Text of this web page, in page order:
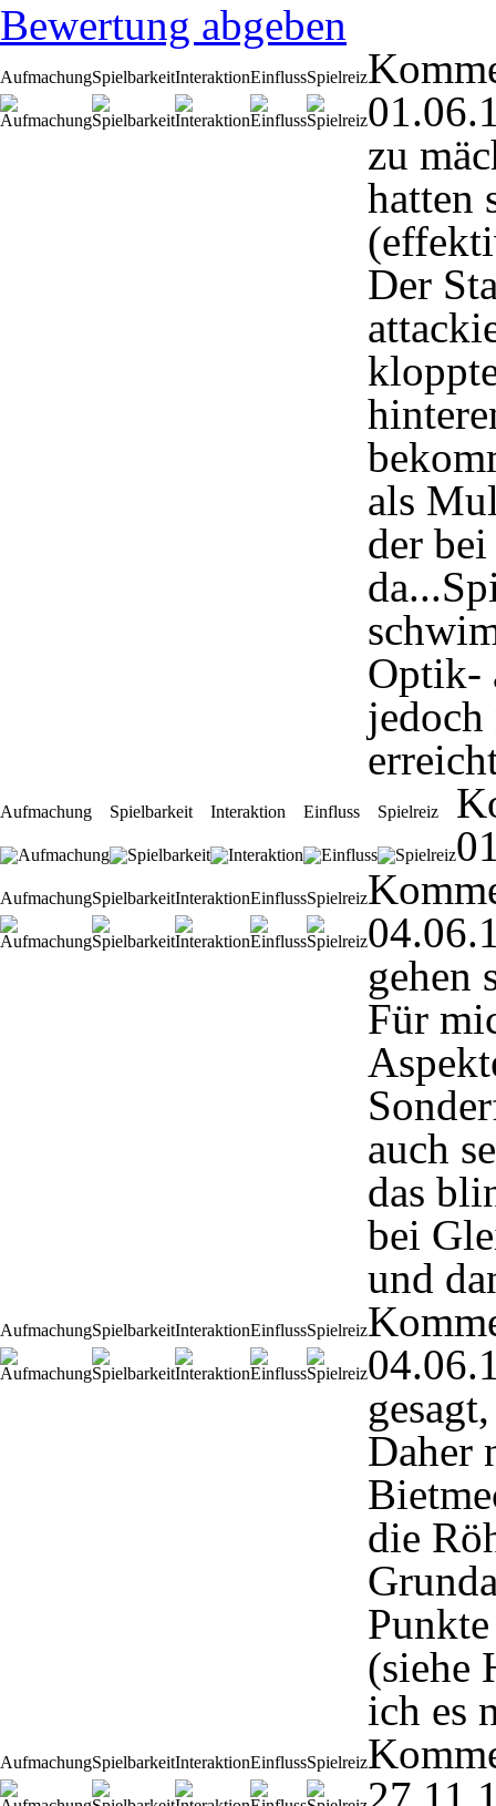
Bewertung abgeben
AufmachungSpielbarkeitInteraktionEinflussSpielreiz
zu
hatten
Der
als
der
Optik-
jedoch
Aufmachung Spielbarkeit Interaktion Einfluss Spielreiz
AufmachungSpielbarkeitInteraktionEinflussSpielreiz
gehen
Für
auch
das
bei
und
AufmachungSpielbarkeitInteraktionEinflussSpielreiz
Daher
die
(siehe
ich es
AufmachungSpielbarkeitInteraktionEinflussSpielreiz